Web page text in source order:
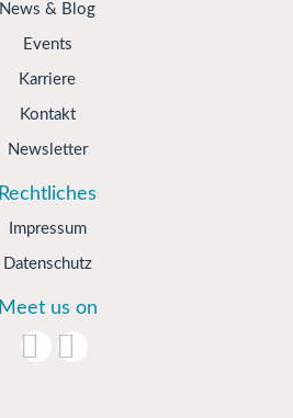
News & Blog
Events
Karriere
Kontakt
Newsletter
Rechtliches
Impressum
Datenschutz
Meet us on